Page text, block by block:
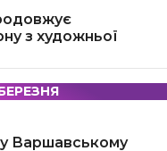
з художньої
Варшавському